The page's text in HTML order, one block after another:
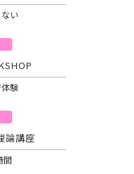
い
験
論講座
間